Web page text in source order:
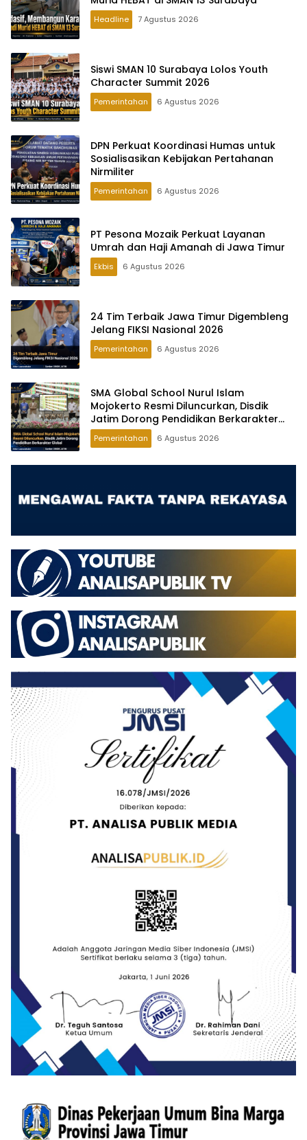
Headline 7 Agustus 2026
Siswi SMAN 10 Surabaya Lolos Youth
Character Summit 2026
Pemerintahan 6 Agustus 2026
DPN Perkuat Koordinasi Humas untuk
Sosialisasikan Kebijakan Pertahanan
Nirmiliter
Pemerintahan 6 Agustus 2026
PT Pesona Mozaik Perkuat Layanan
Umrah dan Haji Amanah di Jawa Timur
Ekbis 6 Agustus 2026
24 Tim Terbaik Jawa Timur Digembleng
Jelang FIKSI Nasional 2026
Pemerintahan 6 Agustus 2026
SMA Global School Nurul Islam
Mojokerto Resmi Diluncurkan, Disdik
Jatim Dorong Pendidikan Berkarakter
Global
Pemerintahan 6 Agustus 2026